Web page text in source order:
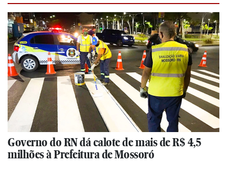
Governo do RN dá calote de mais de R$ 4,5
milhões à Prefeitura de Mossoró